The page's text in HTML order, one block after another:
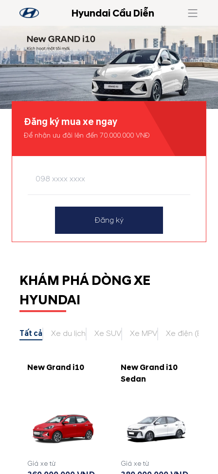
Hyundai Cầu Diễn
Đăng ký mua xe ngay
Để nhận ưu đãi lên đến 70.000.000 VNĐ
Đăng ký
KHÁM PHÁ DÒNG XE
HYUNDAI
Tất cả Xe du lịch Xe SUV Xe MPV Xe điện (EV)
New Grand i10
Giá xe từ
New Grand i10
Sedan
Giá xe từ